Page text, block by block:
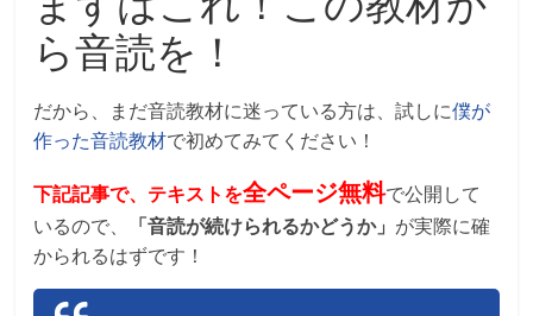
ら音読を！
だから、まだ音読教材に迷っている方は、試しに僕が
作った音読教材で初めてみてください！
下記記事で、テキストを全ページ無料で公開して
いるので、
「音読が続けられるかどうか」 が実際に確
かられるはずです！